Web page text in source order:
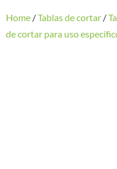
Home /Tablas de cortar /
de cortar para uso